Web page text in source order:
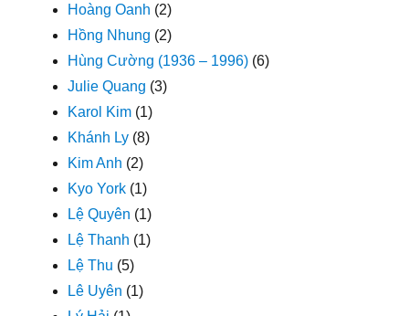
Hoàng Oanh (2)
Hồng Nhung (2)
Hùng Cường (1936 – 1996) (6)
Julie Quang (3)
Karol Kim (1)
Khánh Ly (8)
Kim Anh (2)
Kyo York (1)
Lệ Quyên (1)
Lệ Thanh (1)
Lệ Thu (5)
Lê Uyên (1)